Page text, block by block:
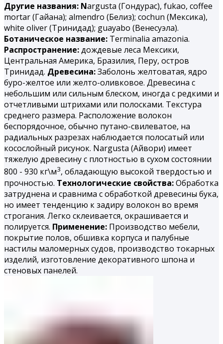
Другие названия: Nargusta (Гондурас), fukao, coffee
mortar (Гайана); almendro (Белиз); cochun (Мексика),
white oliver (Тринидад); guayabo (Венесуэла).
Ботаническое название: Terminalia amazonia.
Распространение:дождевые леса Мексики,
Центральная Америка, Бразилия, Перу, остров
Тринидад. Древесина:Заболонь желтоватая, ядро
буро-желтое или желто-оливковое. Древесина с
небольшим или сильным блеском, иногда с редкими и
отчетливыми штрихами или полосками. Текстура
среднего размера. Расположение волокон
беспорядочное, обычно путано-свилеватое, на
радиальных разрезах наблюдается полосатый или
косослойный рисунок. Nargusta (Айвори) имеет
тяжелую древесину с плотностью в сухом состоянии
800 - 930 кг\м3, обладающую высокой твердостью и
прочностью. Технологические свойства:Обработка
затруднена и сравнима с обработкой древесины бука,
но имеет тенденцию к задиру волокон во время
строгания. Легко склеивается, окрашивается и
полируется. Применение: Производство мебели,
покрытие полов, обшивка корпуса и палубные
настилы маломерных судов, производство токарных
изделий, изготовление декоративного шпона и
стеновых панелей.